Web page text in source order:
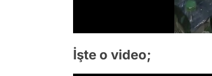
İşte o video;